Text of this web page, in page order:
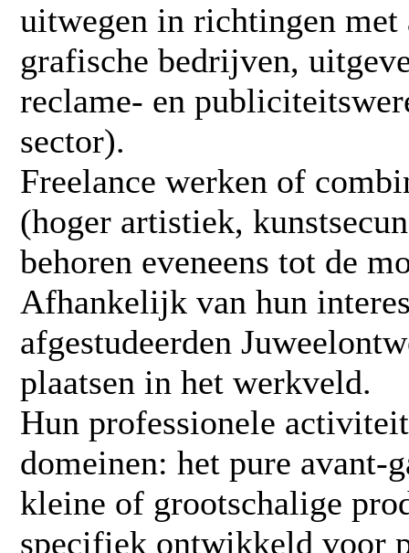
uitwegen in richtingen met
grafische bedrijven,
reclame- en
sector).
Freelance werken of
(hoger artistiek,
behoren eveneens tot de
Afhankelijk van hun
afgestudeerden
plaatsen in het werkveld.
Hun professionele
domeinen: het pure avant-
kleine of grootschalige
specifiek ontwikkeld voor